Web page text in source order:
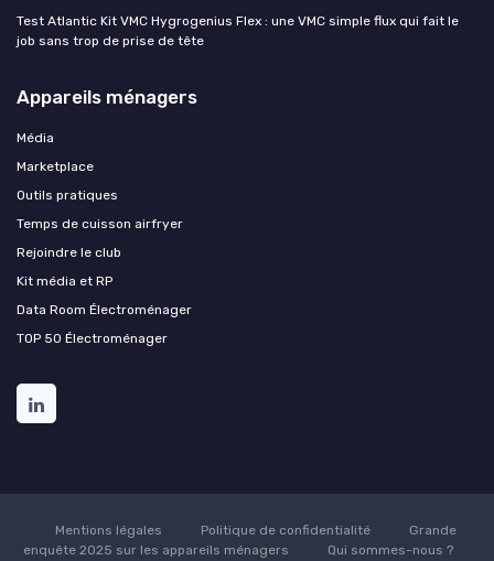
Test Atlantic Kit VMC Hygrogenius Flex : une VMC simple flux qui fait le
job sans trop de prise de tête
Appareils ménagers
Média
Marketplace
Outils pratiques
Temps de cuisson airfryer
Rejoindre le club
Kit média et RP
Data Room Électroménager
TOP 50 Électroménager
Mentions légales Politique de confidentialité
Grande
enquête 2025 sur les appareils ménagers
Qui sommes-nous ?